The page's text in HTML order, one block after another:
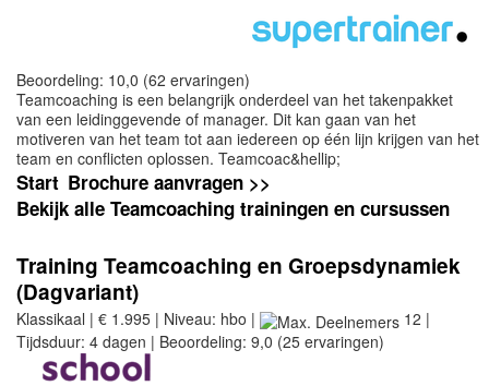
Beoordeling: 10,0 (62 ervaringen)
Teamcoaching is een belangrijk onderdeel van het takenpakket
van een leidinggevende of manager. Dit kan gaan van het
motiveren van het team tot aan iedereen op één lijn krijgen van het
team en conflicten oplossen. Teamcoac&hellip;
Start Brochure aanvragen >>
Bekijk alle Teamcoaching trainingen en cursussen
Training Teamcoaching en Groepsdynamiek
(Dagvariant)
Klassikaal | € 1.995 | Niveau: hbo |
12 |
Tijdsduur: 4 dagen | Beoordeling: 9,0 (25 ervaringen)